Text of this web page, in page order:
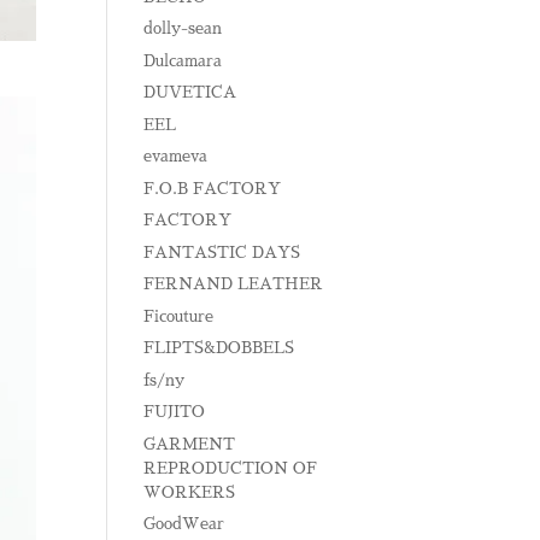
dolly-sean
Dulcamara
DUVETICA
EEL
evameva
F.O.B FACTORY
FACTORY
FANTASTIC DAYS
FERNAND LEATHER
Ficouture
FLIPTS&DOBBELS
fs/ny
FUJITO
GARMENT
REPRODUCTION OF
WORKERS
GoodWear